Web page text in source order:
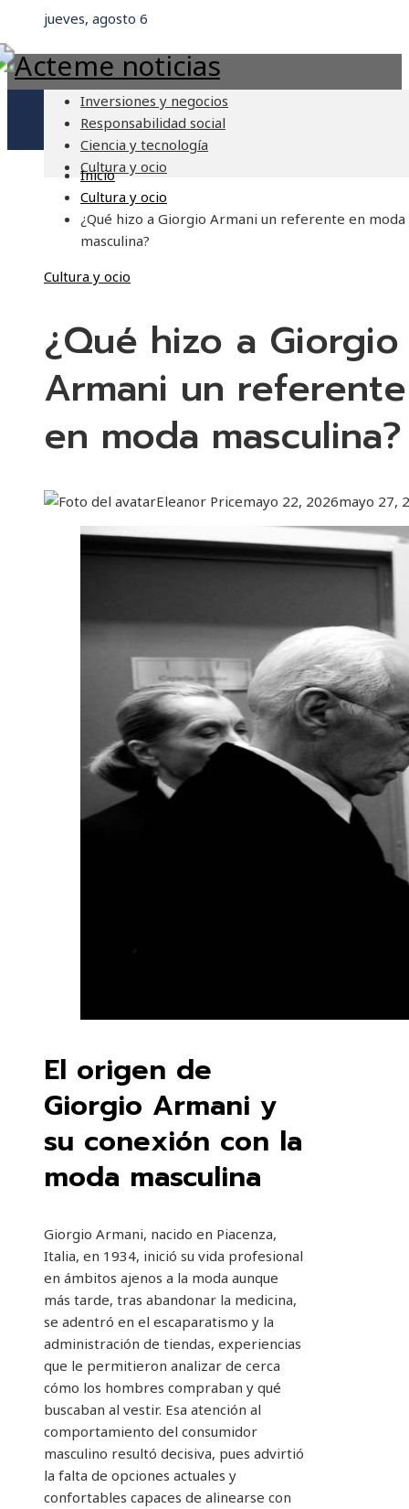
jueves, agosto 6
Inversiones y negocios
Responsabilidad social
Ciencia y tecnología
Cultura y ocio
Inicio
Cultura y ocio
¿Qué hizo a Giorgio Armani un referente en moda
masculina?
Cultura y ocio
¿Qué hizo a Giorgio
Armani un referente
en moda masculina?
Eleanor Pricemayo 22, 2026mayo 27,
El origen de
Giorgio Armani y
su conexión con la
moda masculina
Giorgio Armani, nacido en Piacenza,
Italia, en 1934, inició su vida profesional
en ámbitos ajenos a la moda aunque
más tarde, tras abandonar la medicina,
se adentró en el escaparatismo y la
administración de tiendas, experiencias
que le permitieron analizar de cerca
cómo los hombres compraban y qué
buscaban al vestir. Esa atención al
comportamiento del consumidor
masculino resultó decisiva, pues advirtió
la falta de opciones actuales y
confortables capaces de alinearse con